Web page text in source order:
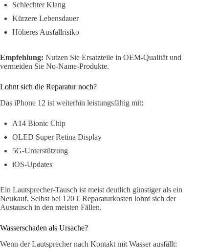
Schlechter Klang
Kürzere Lebensdauer
Höheres Ausfallrisiko
Empfehlung: Nutzen Sie Ersatzteile in OEM-Qualität und
vermeiden Sie No-Name-Produkte.
Lohnt sich die Reparatur noch?
Das iPhone 12 ist weiterhin leistungsfähig mit:
A14 Bionic Chip
OLED Super Retina Display
5G-Unterstützung
iOS-Updates
Ein Lautsprecher-Tausch ist meist deutlich günstiger als ein
Neukauf. Selbst bei 120 € Reparaturkosten lohnt sich der
Austausch in den meisten Fällen.
Wasserschaden als Ursache?
Wenn der Lautsprecher nach Kontakt mit Wasser ausfällt: